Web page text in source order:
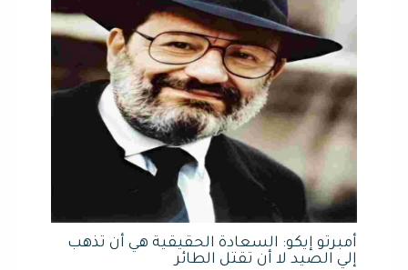
أمبرتو إيكو: السعادة الحقيقية هي أن تذهب
إلي الصيد لا أن تقتل الطائر